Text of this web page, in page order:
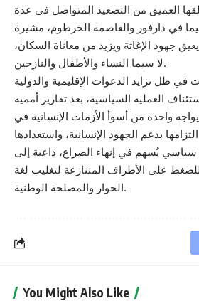
العميق من التصعيد المتواصل في عدة
في دارفور والعاصمة الخرطوم، مشيرة
جهود الإغاثة ويزيد من معاناة السكان،
لا سيما النساء والأطفال والنازحين.
في ظل تزايد الدعوات الإقليمية والدولية
العملية السياسية، بعد تقارير أممية
واحدة من أسوأ الأزمات الإنسانية في
بدعم الجهود الإنسانية، واستعدادها
يُسهم في إنهاء الصراع، داعية إلى
للضغط على الأطراف المتنازعة لتغليب لغة
الحوار والمصلحة الوطنية.
You Might Also Like